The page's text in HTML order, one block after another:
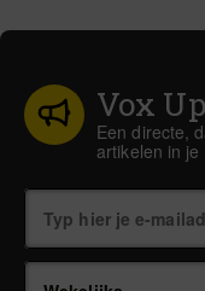
Vox
Een directe,
artikelen in je